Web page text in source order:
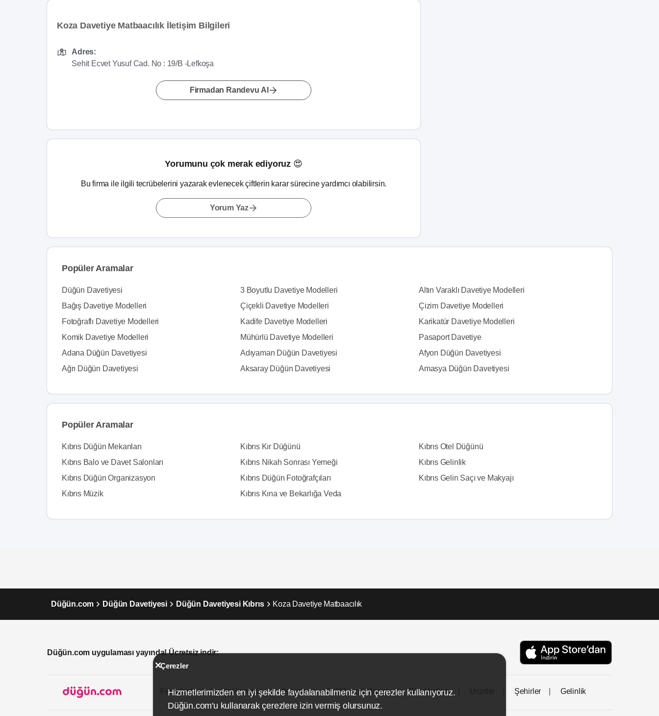
Koza Davetiye Matbaacılık İletişim Bilgileri
Adres:
Sehit Ecvet Yusuf Cad. No : 19/B -Lefkoşa
Firmadan Randevu Al
Yorumunu çok merak ediyoruz 😍
Bu firma ile ilgili tecrübelerini yazarak evlenecek çiftlerin karar sürecine yardımcı olabilirsin.
Yorum Yaz
Popüler Aramalar
Düğün Davetiyesi 3 Boyutlu Davetiye Modelleri
Altın Varaklı Davetiye Modelleri
Bağış Davetiye Modelleri
Çiçekli Davetiye Modelleri
Çizim Davetiye Modelleri
Fotoğraflı Davetiye Modelleri
Kadife Davetiye Modelleri
Karikatür Davetiye Modelleri
Komik Davetiye Modelleri
Mühürlü Davetiye Modelleri
Pasaport Davetiye
Adana Düğün Davetiyesi
Adıyaman Düğün Davetiyesi
Afyon Düğün Davetiyesi
Ağrı Düğün Davetiyesi
Aksaray Düğün Davetiyesi Amasya Düğün Davetiyesi
Popüler Aramalar
Kıbrıs Düğün Mekanları Kıbrıs Kır Düğünü
Kıbrıs Otel Düğünü
Kıbrıs Balo ve Davet Salonları
Kıbrıs Nikah Sonrası Yemeği
Kıbrıs Gelinlik
Kıbrıs Düğün Organizasyon
Kıbrıs Düğün Fotoğrafçıları
Kıbrıs Gelin Saçı ve Makyajı
Kıbrıs Müzik
Kıbrıs Kına ve Bekarlığa Veda
Düğün.com Düğün Davetiyesi Düğün Davetiyesi Kıbrıs Koza Davetiye Matbaacılık
Düğün.com uygulaması yayında! Ücretsiz indir:
Firmalar İçin Hakkımızda İletişim Gizlilik ve Kullanım Site Haritası Şehirler Gelinlik
Çerezler
Hizmetlerimizden en iyi şekilde faydalanabilmeniz için çerezler kullanıyoruz.
Düğün.com'u kullanarak çerezlere izin vermiş olursunuz.